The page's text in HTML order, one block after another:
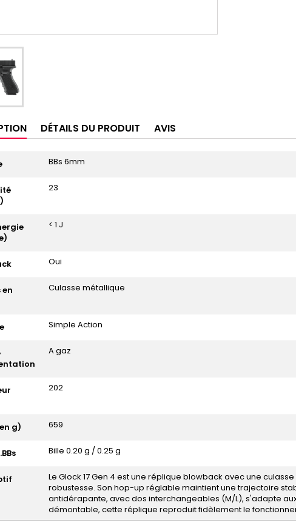
DÉTAILS DU PRODUIT AVIS
BBs 6mm
23
< 1 J
Oui
en
Culasse métallique
Simple Action
A gaz
202
g) 659
Bille 0.20 g / 0.25 g
Le Glock 17 Gen 4 est une réplique blowback avec une
robustesse. Son hop-up réglable maintient une trajectoire
antidérapante, avec dos interchangeables (M/L), s'adapte
démontable, cette réplique reproduit fidèlement le